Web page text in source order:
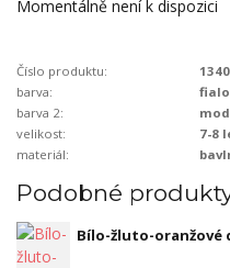
Momentálně není k dispozici
Číslo produktu:
barva:
barva 2:
velikost:
7-8
materiál:
Podobné
Bílo-žluto-oranžové